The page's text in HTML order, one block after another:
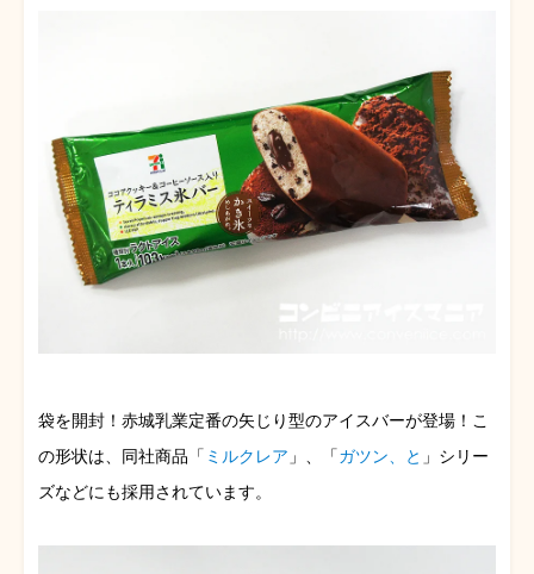
袋を開封！赤城乳業定番の矢じり型のアイスバーが登場！こ
の形状は、同社商品「 ミルクレア 」、「ガツン、と 」シリー
ズなどにも採用されています。